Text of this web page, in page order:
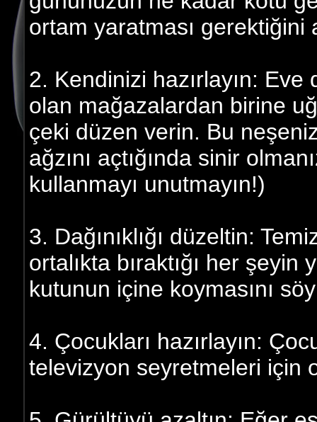
ortam yaratması gerektiğini
2. Kendinizi hazırlayın:
olan mağazalardan birine
çeki düzen verin. Bu
ağzını açtığında sinir
kullanmayı unutmayın!)
3. Dağınıklığı düzeltin:
ortalıkta bıraktığı her
kutunun içine koymasını
4. Çocukları hazırlayın:
televizyon seyretmeleri için